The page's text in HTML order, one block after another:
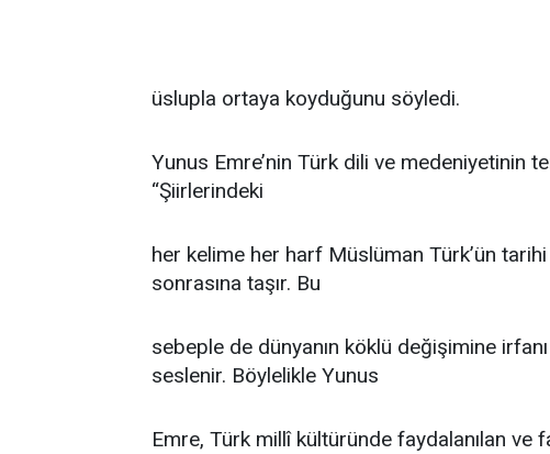
üslupla ortaya koyduğunu söyledi.
Yunus Emre’nin Türk dili ve medeniyetinin
“Şiirlerindeki
her kelime her harf Müslüman Türk’ün
sonrasına taşır. Bu
sebeple de dünyanın köklü değişimine
seslenir. Böylelikle Yunus
Emre, Türk millî kültüründe faydalanılan ve